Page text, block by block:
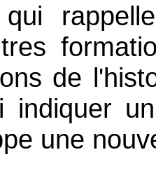
de
indiquer
une